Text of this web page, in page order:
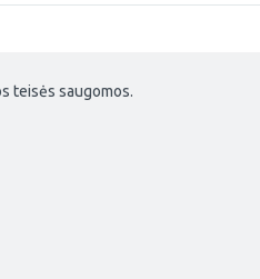
teisės saugomos.